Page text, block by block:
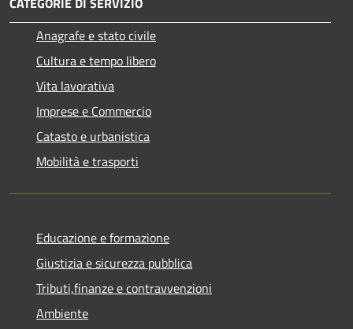
Anagrafe e stato civile
Cultura e tempo libero
Vita lavorativa
Imprese e Commercio
Catasto e urbanistica
Mobilità e trasporti
Educazione e formazione
Giustizia e sicurezza pubblica
Tributi,finanze e contravvenzioni
Ambiente